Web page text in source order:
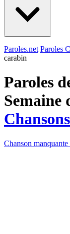
Paroles.net Paroles
carabin
Paroles
Semaine
Chanson